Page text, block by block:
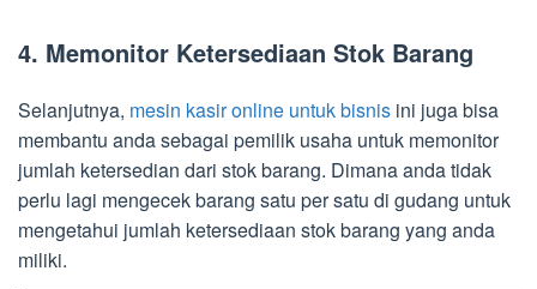
4. Memonitor Ketersediaan Stok Barang
Selanjutnya, mesin kasir online untuk bisnis ini juga bisa
membantu anda sebagai pemilik usaha untuk memonitor
jumlah ketersedian dari stok barang. Dimana anda tidak
perlu lagi mengecek barang satu per satu di gudang untuk
mengetahui jumlah ketersediaan stok barang yang anda
miliki.